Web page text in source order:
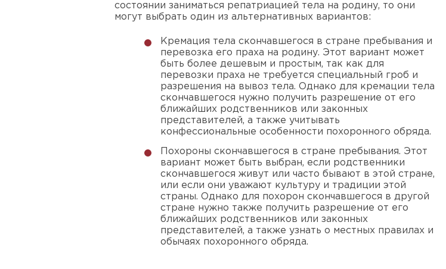
состоянии заниматься репатриацией тела на родину, то они
могут выбрать один из альтернативных вариантов:
Кремация тела скончавшегося в стране пребывания и
перевозка его праха на родину. Этот вариант может
быть более дешевым и простым, так как для
перевозки праха не требуется специальный гроб и
разрешения на вывоз тела. Однако для кремации тела
скончавшегося нужно получить разрешение от его
ближайших родственников или законных
представителей, а также учитывать
конфессиональные особенности похоронного обряда.
Похороны скончавшегося в стране пребывания. Этот
вариант может быть выбран, если родственники
скончавшегося живут или часто бывают в этой стране,
или если они уважают культуру и традиции этой
страны. Однако для похорон скончавшегося в другой
стране нужно также получить разрешение от его
ближайших родственников или законных
представителей, а также узнать о местных правилах и
обычаях похоронного обряда.